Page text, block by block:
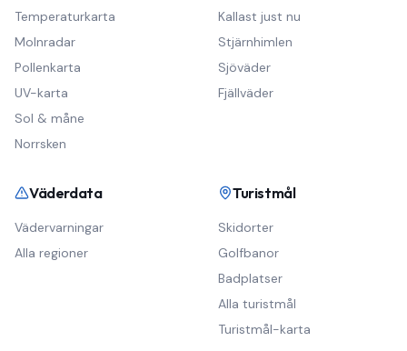
Temperaturkarta
Molnradar
Pollenkarta
UV-karta
Sol & måne
Norrsken
Kallast just nu
Stjärnhimlen
Sjöväder
Fjällväder
Väderdata
Vädervarningar
Alla regioner
Turistmål
Skidorter
Golfbanor
Badplatser
Alla turistmål
Turistmål-karta